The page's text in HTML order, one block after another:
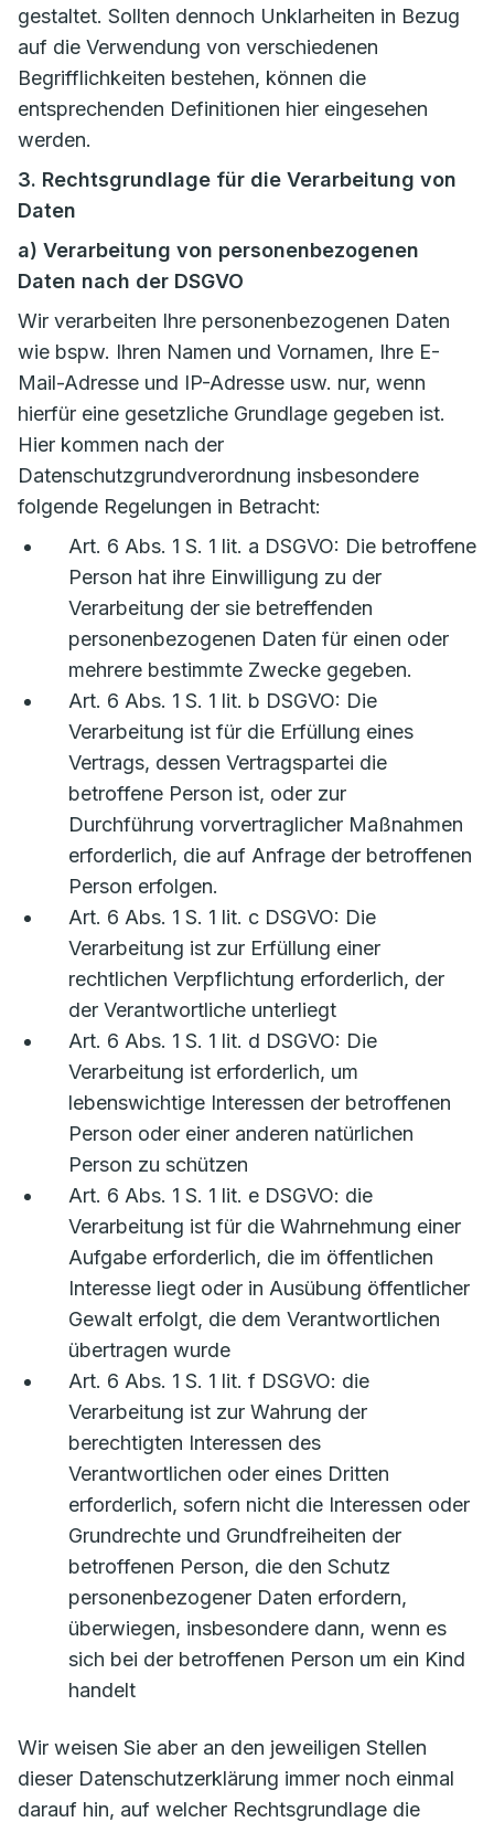
gestaltet. Sollten dennoch Unklarheiten in Bezug
auf die Verwendung von verschiedenen
Begrifflichkeiten bestehen, können die
entsprechenden Definitionen hier eingesehen
werden.
3. Rechtsgrundlage für die Verarbeitung von
Daten
a) Verarbeitung von personenbezogenen
Daten nach der DSGVO
Wir verarbeiten Ihre personenbezogenen Daten
wie bspw. Ihren Namen und Vornamen, Ihre E-
Mail-Adresse und IP-Adresse usw. nur, wenn
hierfür eine gesetzliche Grundlage gegeben ist.
Hier kommen nach der
Datenschutzgrundverordnung insbesondere
folgende Regelungen in Betracht:
Art. 6 Abs. 1 S. 1 lit. a DSGVO: Die betroffene
Person hat ihre Einwilligung zu der
Verarbeitung der sie betreffenden
personenbezogenen Daten für einen oder
mehrere bestimmte Zwecke gegeben.
Art. 6 Abs. 1 S. 1 lit. b DSGVO: Die
Verarbeitung ist für die Erfüllung eines
Vertrags, dessen Vertragspartei die
betroffene Person ist, oder zur
Durchführung vorvertraglicher Maßnahmen
erforderlich, die auf Anfrage der betroffenen
Person erfolgen.
Art. 6 Abs. 1 S. 1 lit. c DSGVO: Die
Verarbeitung ist zur Erfüllung einer
rechtlichen Verpflichtung erforderlich, der
der Verantwortliche unterliegt
Art. 6 Abs. 1 S. 1 lit. d DSGVO: Die
Verarbeitung ist erforderlich, um
lebenswichtige Interessen der betroffenen
Person oder einer anderen natürlichen
Person zu schützen
Art. 6 Abs. 1 S. 1 lit. e DSGVO: die
Verarbeitung ist für die Wahrnehmung einer
Aufgabe erforderlich, die im öffentlichen
Interesse liegt oder in Ausübung öffentlicher
Gewalt erfolgt, die dem Verantwortlichen
übertragen wurde
Art. 6 Abs. 1 S. 1 lit. f DSGVO: die
Verarbeitung ist zur Wahrung der
berechtigten Interessen des
Verantwortlichen oder eines Dritten
erforderlich, sofern nicht die Interessen oder
Grundrechte und Grundfreiheiten der
betroffenen Person, die den Schutz
personenbezogener Daten erfordern,
überwiegen, insbesondere dann, wenn es
sich bei der betroffenen Person um ein Kind
handelt
Wir weisen Sie aber an den jeweiligen Stellen
dieser Datenschutzerklärung immer noch einmal
darauf hin, auf welcher Rechtsgrundlage die